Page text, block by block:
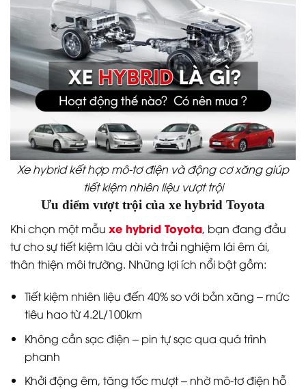
Xe hybrid kết hợp mô-tơ điện và động cơ xăng giúp
tiết kiệm nhiên liệu vượt trội
Ưu điểm vượt trội của xe hybrid Toyota
Khi chọn một mẫu xe hybrid Toyota, bạn đang đầu
tư cho sự tiết kiệm lâu dài và trải nghiệm lái êm ái,
thân thiện môi trường. Những lợi ích nổi bật gồm:
Tiết kiệm nhiên liệu đến 40% so với bản xăng – mức
tiêu hao từ 4.2L/100km
Không cần sạc điện – pin tự sạc qua quá trình
phanh
Khởi động êm, tăng tốc mượt – nhờ mô-tơ điện hỗ